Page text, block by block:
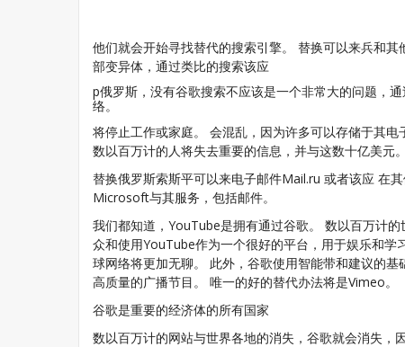
他们就会开始寻找替代的搜索引擎。 替换可以来兵和
部变异体，通过类比的搜索该应
p俄罗斯，没有谷歌搜索不应该是一个非常大的问题，
络。
将停止工作或家庭。 会混乱，因为许多可以存储于其
数以百万计的人将失去重要的信息，并与这数十亿美元
替换俄罗斯索斯平可以来电子邮件Mail.ru 或者该应 在
Microsoft与其服务，包括邮件。
我们都知道，YouTube是拥有通过谷歌。 数以百万计
众和使用YouTube作为一个很好的平台，用于娱乐和
球网络将更加无聊。 此外，谷歌使用智能带和建议的
高质量的广播节目。 唯一的好的替代办法将是Vimeo。
谷歌是重要的经济体的所有国家
数以百万计的网站与世界各地的消失，谷歌就会消失